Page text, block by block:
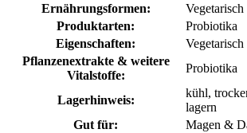
Ernährungsformen:
Vegetarisch
Produktarten:
Probiotika
Eigenschaften:
Vegetarisch
Pflanzenextrakte & weitere
Vitalstoffe:
Probiotika
Lagerhinweis:
kühl,
lagern
Gut für:
Magen &